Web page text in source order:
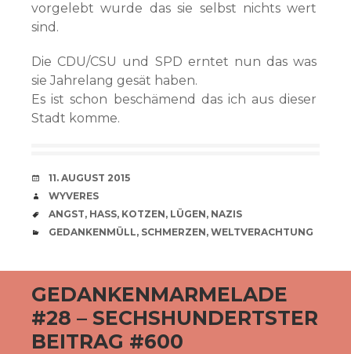
vorgelebt wurde das sie selbst nichts wert
sind.
Die CDU/CSU und SPD erntet nun das was
sie Jahrelang gesät haben.
Es ist schon beschämend das ich aus dieser
Stadt komme.
VERABREDUNG
11. AUGUST 2015
VERFASSER
WYVERES
SCHLAGWÖRTER
ANGST, HASS, KOTZEN, LÜGEN, NAZIS
CATEGORIES
GEDANKENMÜLL, SCHMERZEN, WELTVERACHTUNG
GEDANKENMARMELADE
#28 – SECHSHUNDERTSTER
BEITRAG #600